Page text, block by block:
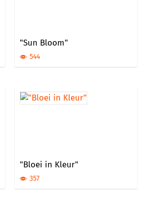
"Sun Bloom"
544
"Bloei in Kleur"
357